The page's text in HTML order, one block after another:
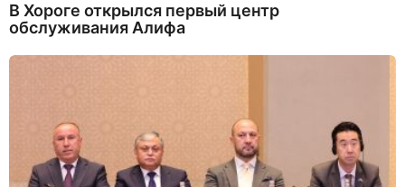
В Хороге открылся первый центр
обслуживания Алифа